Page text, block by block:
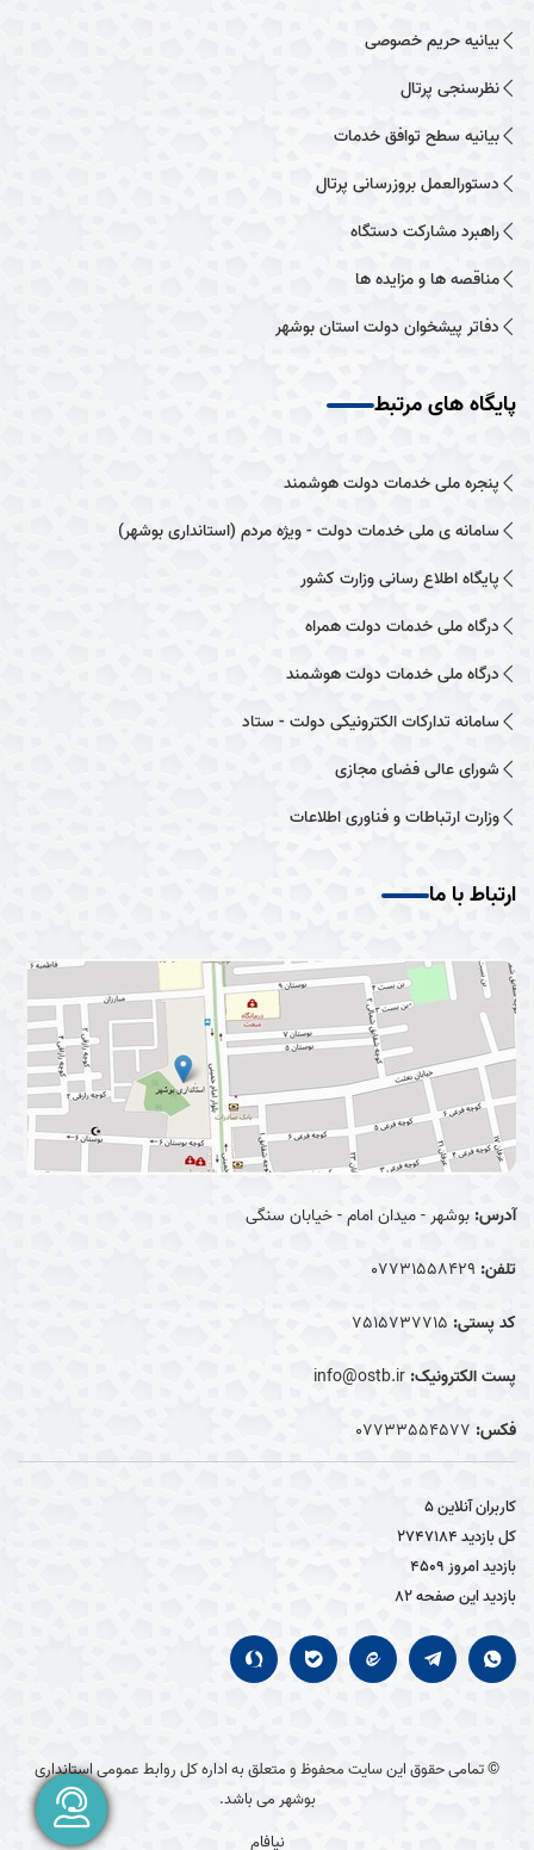
بیانیه حریم خصوصی
نظرسنجی پرتال
بیانیه سطح توافق خدمات
دستورالعمل بروزرسانی پرتال
راهبرد مشارکت دستگاه
مناقصه ها و مزایده ها
دفاتر پیشخوان دولت استان بوشهر
پایگاه های مرتبط
پنجره ملی خدمات دولت هوشمند
سامانه ی ملی خدمات دولت - ویژه مردم (استانداری بوشهر)
پایگاه اطلاع رسانی وزارت کشور
درگاه ملی خدمات دولت همراه
درگاه ملی خدمات دولت هوشمند
سامانه تدارکات الکترونیکی دولت - ستاد
شورای عالی فضای مجازی
وزارت ارتباطات و فناوری اطلاعات
ارتباط با ما
آدرس: بوشهر - میدان امام - خیابان سنگی
تلفن: 07731558429
کد پستی: 7515737715
پست الکترونیک: info@ostb.ir
فکس: 07733554577
کاربران آنلاین5
کل بازدید2747184
بازدید امروز 4509
بازدید این صفحه82
© تمامی حقوق این سایت محفوظ و متعلق به اداره کل روابط عمومی استانداری
بوشهر می باشد.
نیافام